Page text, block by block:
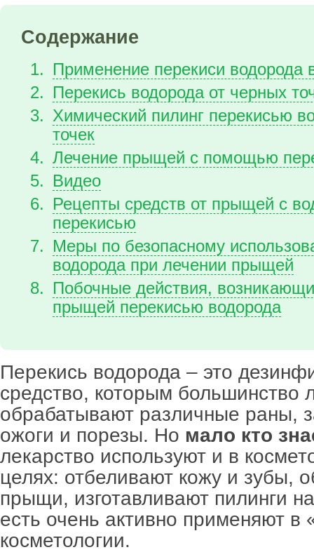
Содержание
Применение перекиси водорода
Перекись водорода от черных
Химический пилинг перекисью
точек
Лечение прыщей с помощью
Видео
Рецепты средств от прыщей с
перекисью
Меры по безопасному
водорода при лечении прыщей
Побочные действия,
прыщей перекисью водорода
Перекись водорода – это
средство, которым большинство
обрабатывают различные раны,
ожоги и порезы. Но мало кто
лекарство используют и в
целях: отбеливают кожу и зубы,
прыщи, изготавливают пилинги
есть очень активно применяют
косметологии.